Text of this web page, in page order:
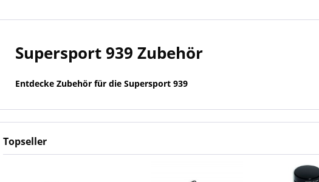
Supersport 939 Zubehör
Entdecke Zubehör für die Supersport 939
Topseller